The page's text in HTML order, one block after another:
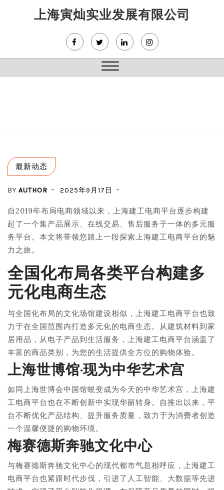
上海寅灿实业发展有限公司
Close
最新动态
BY AUTHOR 2025年9月17日
自2019年布局电商领域以来，上海建工电商平台逐步构建
起了一个集产品展示、在线交易、售后服务于一体的多元服
务平台。本文将带领您踏上一段探索上海建工电商平台的魅
力之旅。
全国化布局各类平台构建多
元化电商生态
与全国化布局的文化场馆建设相似，上海建工电商平台也致
力于在全国范围内打造多元化的电商生态。从建筑材料到家
居用品，从电子产品到生活服务，上海建工电商平台涵盖了
丰富的商品类别，为您的生活提供全方位的购物体验。
上海世博馆·现为中华艺术宫
如同上海世博会中国馆蜕变成为今天的中华艺术宫，上海建
工电商平台也在不断创新中实现华丽转身。自推出以来，平
台不断优化产品结构、提升服务质量，致力于为消费者创造
一个温馨便捷的购物环境。
梅赛德斯奔驰文化中心
与梅赛德斯奔驰文化中心的现代都市气息相呼应，上海建工
电商平台也紧跟时代步伐，引进了人工智能、大数据等先进